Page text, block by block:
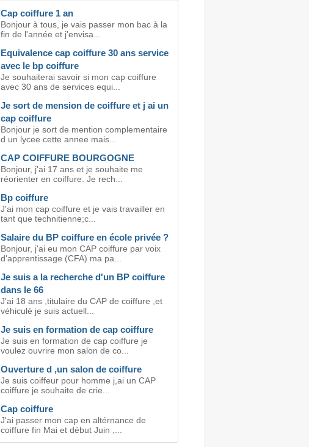
Cap coiffure 1 an
Bonjour à tous, je vais passer mon bac à la
fin de l'année et j'envisa...
Equivalence cap coiffure 30 ans service
avec le bp coiffure
Je souhaiterai savoir si mon cap coiffure
avec 30 ans de services equi...
Je sort de mension de coiffure et j ai un
cap coiffure
Bonjour je sort de mention complementaire
d un lycee cette annee mais...
CAP COIFFURE BOURGOGNE
Bonjour, j'ai 17 ans et je souhaite me
réorienter en coiffure. Je rech...
Bp coiffure
J'ai mon cap coiffure et je vais travailler en
tant que technitienne;c...
Salaire du BP coiffure en école privée ?
Bonjour, j'ai eu mon CAP coiffure par voix
d'apprentissage (CFA) ma pa...
Je suis a la recherche d'un BP coiffure
dans le 66
J'ai 18 ans ,titulaire du CAP de coiffure ,et
véhiculé je suis actuell...
Je suis en formation de cap coiffure
Je suis en formation de cap coiffure je
voulez ouvrire mon salon de co...
Ouverture d ,un salon de coiffure
Je suis coiffeur pour homme j,ai un CAP
coiffure je souhaite de crie...
Cap coiffure
J'ai passer mon cap en altérnance de
coiffure fin Mai et début Juin ,...